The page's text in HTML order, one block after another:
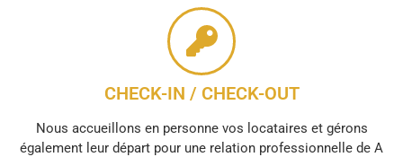
CHECK-IN / CHECK-OUT
Nous accueillons en personne vos locataires et gérons
également leur départ pour une relation professionnelle de A